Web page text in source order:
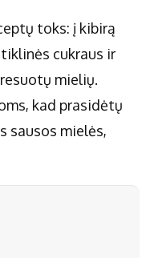
toks: į kibirą
cukraus ir
mielių.
kad prasidėtų
sausos mielės,